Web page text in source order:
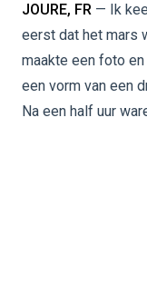
JOURE, FR — Ik
eerst dat het mars
maakte een foto
een vorm van een
Na een half uur